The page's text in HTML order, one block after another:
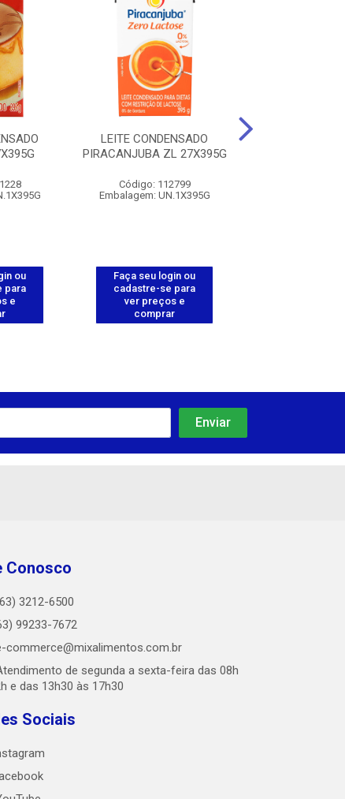
ou
para
e
LEITE CONDENSADO
PIRACANJUBA ZL 27X395G
Código: 112799
Embalagem: UN.1X395G
Faça seu login ou
cadastre-se para
ver preços e
comprar
Conosco
3212-6500
99233-7672
commerce@mixalimentos.com.br
de segunda a sexta-feira das 08h
e das 13h30 às 17h30
Sociais